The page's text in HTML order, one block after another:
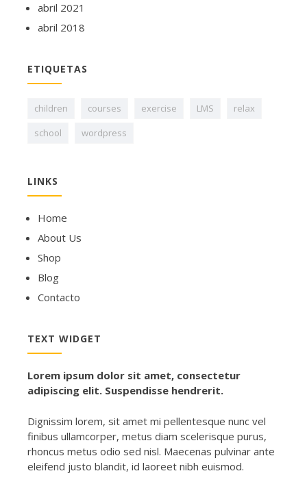
abril 2021
abril 2018
ETIQUETAS
children courses exercise LMS
relax
school
wordpress
LINKS
Home
About Us
Shop
Blog
Contacto
TEXT WIDGET
Lorem ipsum dolor sit amet, consectetur
adipiscing elit. Suspendisse hendrerit.
Dignissim lorem, sit amet mi pellentesque nunc vel
finibus ullamcorper, metus diam scelerisque purus,
rhoncus metus odio sed nisl. Maecenas pulvinar ante
eleifend justo blandit, id laoreet nibh euismod.